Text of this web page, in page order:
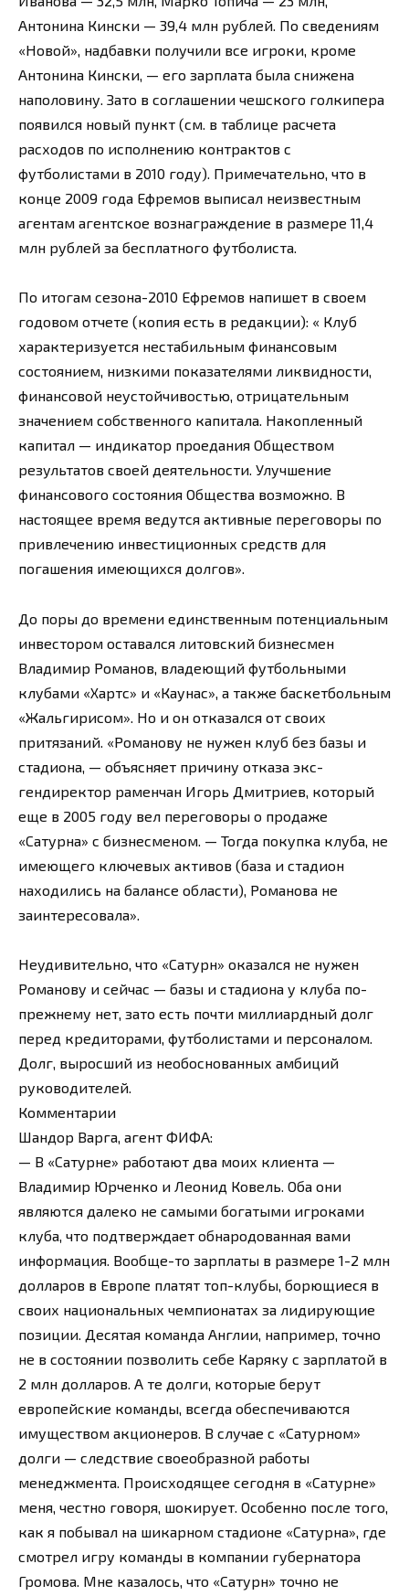
Антонина Кински — 39,4 млн рублей. По сведениям
«Новой», надбавки получили все игроки, кроме
Антонина Кински, — его зарплата была снижена
наполовину. Зато в соглашении чешского голкипера
появился новый пункт (см. в таблице расчета
расходов по исполнению контрактов с
футболистами в 2010 году). Примечательно, что в
конце 2009 года Ефремов выписал неизвестным
агентам агентское вознаграждение в размере 11,4
млн рублей за бесплатного футболиста.
По итогам сезона-2010 Ефремов напишет в своем
годовом отчете (копия есть в редакции): « Клуб
характеризуется нестабильным финансовым
состоянием, низкими показателями ликвидности,
финансовой неустойчивостью, отрицательным
значением собственного капитала. Накопленный
капитал — индикатор проедания Обществом
результатов своей деятельности. Улучшение
финансового состояния Общества возможно. В
настоящее время ведутся активные переговоры по
привлечению инвестиционных средств для
погашения имеющихся долгов».
До поры до времени единственным потенциальным
инвестором оставался литовский бизнесмен
Владимир Романов, владеющий футбольными
клубами «Хартс» и «Каунас», а также баскетбольным
«Жальгирисом». Но и он отказался от своих
притязаний. «Романову не нужен клуб без базы и
стадиона, — объясняет причину отказа экс-
гендиректор раменчан Игорь Дмитриев, который
еще в 2005 году вел переговоры о продаже
«Сатурна» с бизнесменом. — Тогда покупка клуба, не
имеющего ключевых активов (база и стадион
находились на балансе области), Романова не
заинтересовала».
Неудивительно, что «Сатурн» оказался не нужен
Романову и сейчас — базы и стадиона у клуба по-
прежнему нет, зато есть почти миллиардный долг
перед кредиторами, футболистами и персоналом.
Долг, выросший из необоснованных амбиций
руководителей.
Комментарии
Шандор Варга, агент ФИФА:
— В «Сатурне» работают два моих клиента —
Владимир Юрченко и Леонид Ковель. Оба они
являются далеко не самыми богатыми игроками
клуба, что подтверждает обнародованная вами
информация. Вообще-то зарплаты в размере 1-2 млн
долларов в Европе платят топ-клубы, борющиеся в
своих национальных чемпионатах за лидирующие
позиции. Десятая команда Англии, например, точно
не в состоянии позволить себе Каряку с зарплатой в
2 млн долларов. А те долги, которые берут
европейские команды, всегда обеспечиваются
имуществом акционеров. В случае с «Сатурном»
долги — следствие своеобразной работы
менеджмента. Происходящее сегодня в «Сатурне»
меня, честно говоря, шокирует. Особенно после того,
как я побывал на шикарном стадионе «Сатурна», где
смотрел игру команды в компании губернатора
Громова. Мне казалось, что «Сатурн» точно не